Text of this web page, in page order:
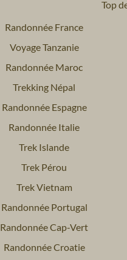
Top
Randonnée France
Voyage Tanzanie
Randonnée Maroc
Trekking Népal
Randonnée Espagne
Randonnée Italie
Trek Islande
Trek Pérou
Trek Vietnam
Randonnée Portugal
Randonnée Cap-Vert
Randonnée Croatie